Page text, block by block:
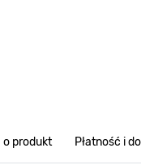
produkt Płatność i